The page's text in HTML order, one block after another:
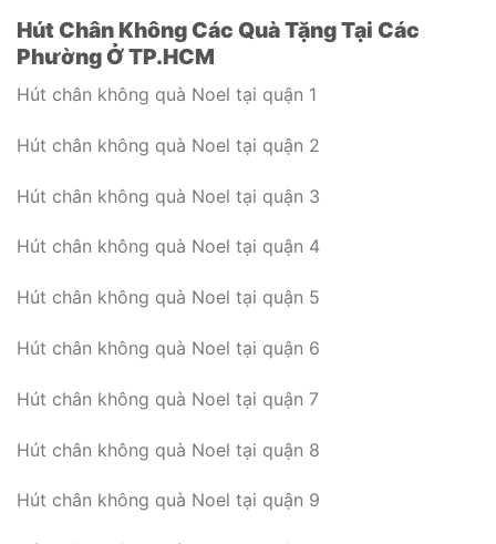
Hút Chân Không Các Quà Tặng Tại Các
Phường Ở TP.HCM
Hút chân không quà Noel tại quận 1
Hút chân không quà Noel tại quận 2
Hút chân không quà Noel tại quận 3
Hút chân không quà Noel tại quận 4
Hút chân không quà Noel tại quận 5
Hút chân không quà Noel tại quận 6
Hút chân không quà Noel tại quận 7
Hút chân không quà Noel tại quận 8
Hút chân không quà Noel tại quận 9